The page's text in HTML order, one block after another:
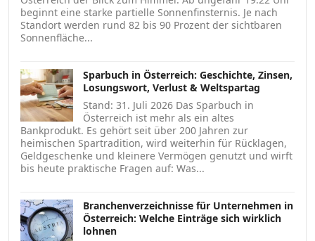
beginnt eine starke partielle Sonnenfinsternis. Je nach
Standort werden rund 82 bis 90 Prozent der sichtbaren
Sonnenfläche...
Sparbuch in Österreich: Geschichte, Zinsen,
Losungswort, Verlust & Weltspartag
Stand: 31. Juli 2026 Das Sparbuch in
Österreich ist mehr als ein altes
Bankprodukt. Es gehört seit über 200 Jahren zur
heimischen Spartradition, wird weiterhin für Rücklagen,
Geldgeschenke und kleinere Vermögen genutzt und wirft
bis heute praktische Fragen auf: Was...
Branchenverzeichnisse für Unternehmen in
Österreich: Welche Einträge sich wirklich
lohnen